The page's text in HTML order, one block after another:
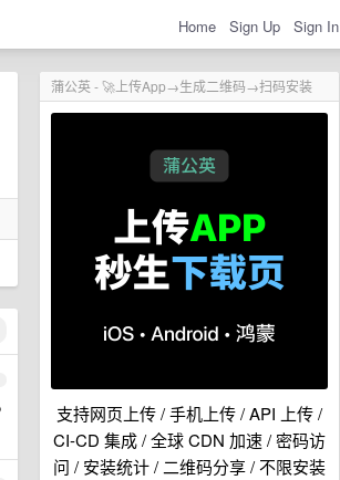
Home Sign Up Sign In
蒲公英 - 🚀上传App→生成二维码→扫码安装
支持网页上传 / 手机上传 / API 上传 /
CI-CD 集成 / 全球 CDN 加速 / 密码访
问 / 安装统计 / 二维码分享 / 不限安装